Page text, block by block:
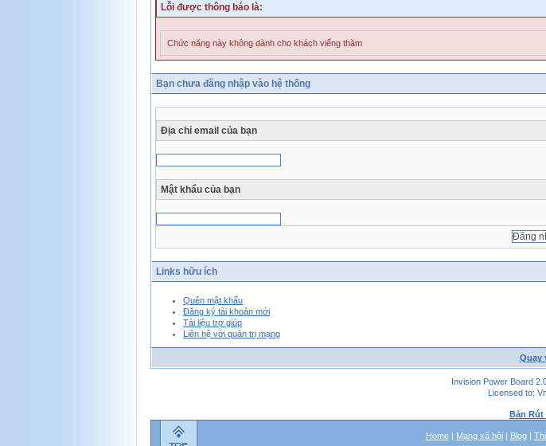
Lỗi được thông báo là:
Chức năng này không dành cho khách viếng thăm
Bạn chưa đăng nhập vào hệ thống
Địa chỉ email của bạn
Mật khẩu của bạn
Links hữu ích
Quên mật khẩu
Đăng ký tài khoản mới
Tài liệu trợ giúp
Liên hệ với quản trị mạng
Quay
Invision Power Board
Licensed to:
Bản Rút
Home| Mạng xã hội| Blog|